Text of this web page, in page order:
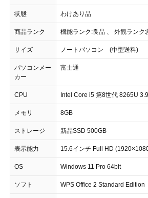
状態 わけあり品
商品ランク 機能ランク:良品 、 外観ランク
サイズ ノートパソコン (中型送料)
パソコンメー
カー
富士通
CPU Intel Core i5 第8世代 8265U
メモリ 8GB
ストレージ 新品SSD 500GB
表示能力 15.6インチ Full HD
OS Windows 11 Pro 64bit
ソフト WPS Office 2 Standard Edition